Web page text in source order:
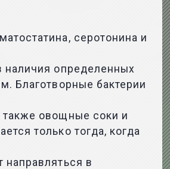
серотонина и
наличия определенных
Благотворные бактерии
также овощные соки и
только тогда, когда
направляться в